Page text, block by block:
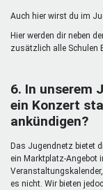
Auch hier wirst du im
Hier werden dir neben
zusätzlich alle Schulen
6. In unserem
ein Konzert
ankündigen?
Das Jugendnetz bietet
ein Marktplatz-Angebot
es nicht. Wir bieten